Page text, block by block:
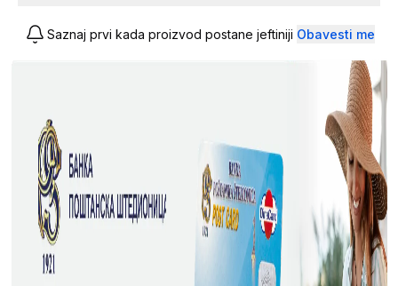
Saznaj prvi kada proizvod postane jeftiniji Obavesti me